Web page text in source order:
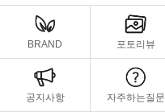
BRAND 포토리뷰
공지사항 자주하는질문